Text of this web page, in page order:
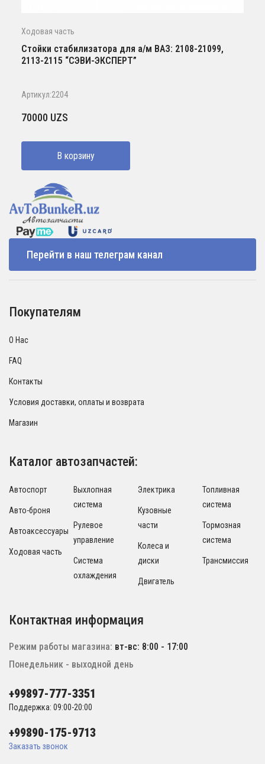
Ходовая часть
Стойки стабилизатора для а/м ВАЗ: 2108-21099,
2113-2115 “СЭВИ-ЭКСПЕРТ”
Артикул:2204
70000 UZS
В корзину
Перейти в наш телеграм канал
Покупателям
О Нас
FAQ
Контакты
Условия доставки, оплаты и возврата
Магазин
Каталог автозапчастей:
Автоспорт
Авто-броня
Автоаксессуары
Ходовая часть
Выхлопная
система
Рулевое
управление
Система
охлаждения
Электрика
Кузовные
части
Колеса и
диски
Двигатель
Топливная
система
Тормозная
система
Трансмиссия
Контактная информация
Режим работы магазина: вт-вс: 8:00 - 17:00
Понедельник - выходной день
+99897-777-3351
Поддержка: 09:00-20:00
+99890-175-9713
Заказать звонок